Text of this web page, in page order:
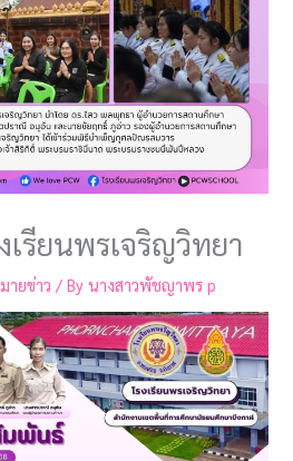
เรียนพรเจริญวิทยา
ายข่าว / Byนางสาวพัชญาพร p